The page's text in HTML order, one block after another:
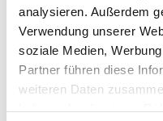
analysieren. Außerdem
Verwendung unserer
soziale Medien,
Partner führen diese
weiteren Daten
Stippen,